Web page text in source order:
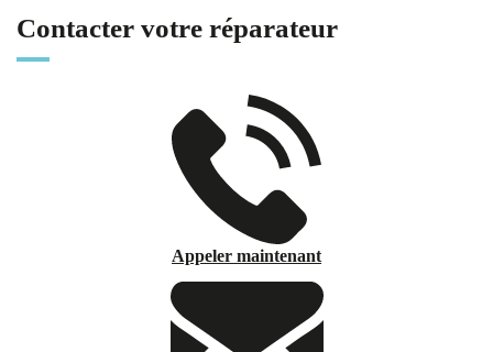
Contacter votre réparateur
Appeler maintenant